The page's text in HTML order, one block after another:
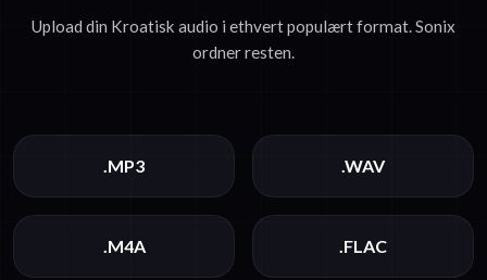
Upload din Kroatisk audio i ethvert populært format. Sonix
ordner resten.
.MP3 .WAV
.M4A .FLAC